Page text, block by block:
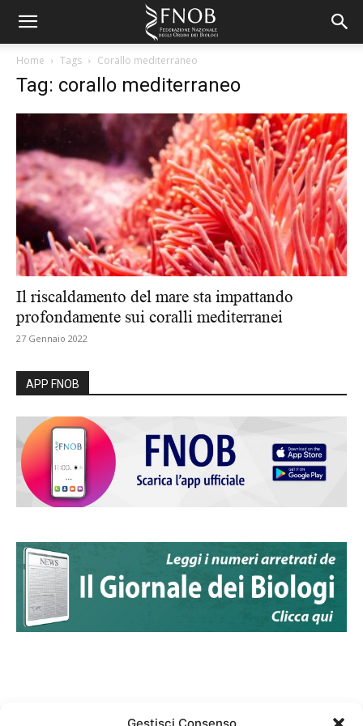
Home Tags Corallo mediterraneo
Tag: corallo mediterraneo
Il riscaldamento del mare sta impattando
profondamente sui coralli mediterranei
27 Gennaio 2022
APP FNOB